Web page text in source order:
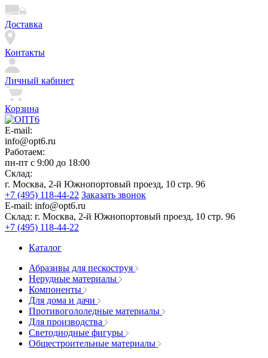
Доставка
Контакты
Личный кабинет
Корзина
E-mail:
info@opt6.ru
Работаем:
пн-пт с 9:00 до 18:00
Склад:
г. Москва, 2-й Южнопортовый проезд, 10 стр. 96
+7 (495) 118-44-22 Заказать звонок
E-mail: info@opt6.ru
Склад: г. Москва, 2-й Южнопортовый проезд, 10 стр. 96
+7 (495) 118-44-22
Каталог
Абразивы для пескоструя
Нерудные материалы
Компоненты
Для дома и дачи
Противогололедные материалы
Для производства
Светодиодные фигуры
Общестроительные материалы